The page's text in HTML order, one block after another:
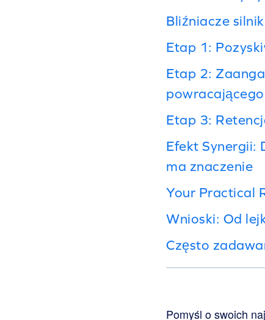
Bliźniacze
Etap 1:
Etap 2:
Etap 3:
Efekt Synergii:
ma znaczenie
Your Practical
Wnioski: Od
Często
Pomyśl o swoich